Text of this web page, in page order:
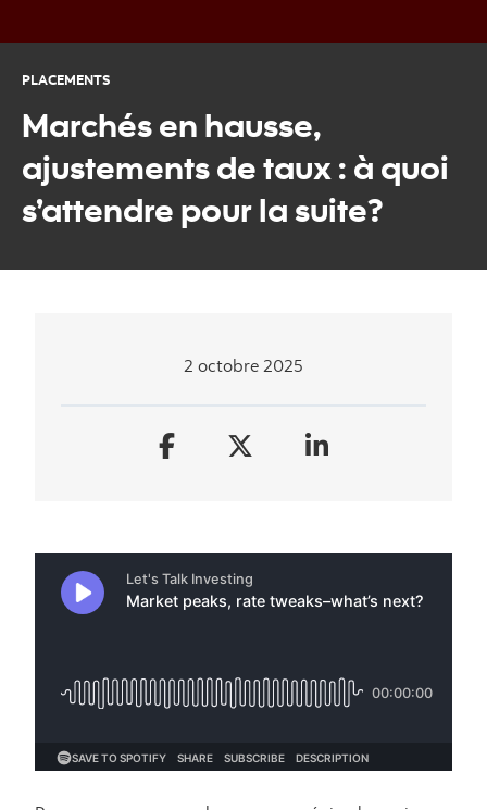
PLACEMENTS
Marchés en hausse,
ajustements de taux : à quoi
s’attendre pour la suite?
2 octobre 2025